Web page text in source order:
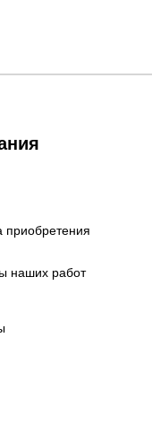
приобретения
наших работ